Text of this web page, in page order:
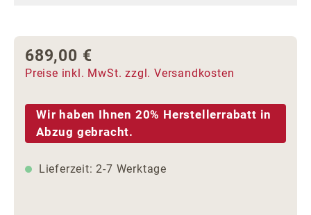
Regulärer Preis:
689,00 €
Preise inkl. MwSt. zzgl. Versandkosten
Wir haben Ihnen 20% Herstellerrabatt in
Abzug gebracht.
Lieferzeit: 2-7 Werktage